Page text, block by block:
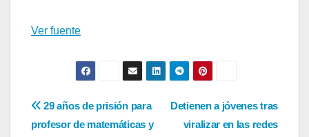
Ver fuente
Navegación
Detienen a jóvenes tras
viralizar en las redes
29 años de prisión para
profesor de matemáticas y